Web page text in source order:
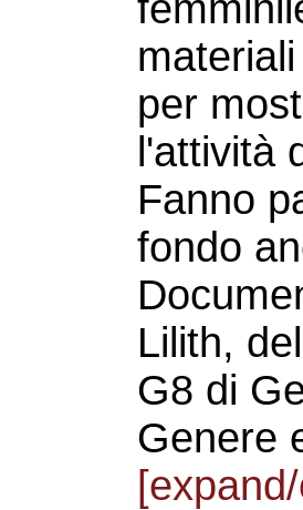
per
l'attività
Fanno
fondo
Lilith,
G8 di
Genere